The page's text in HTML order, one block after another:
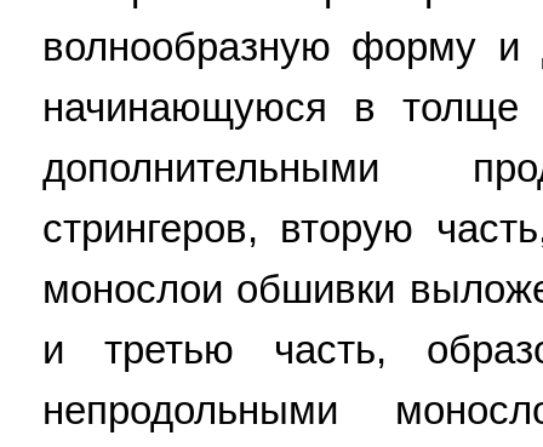
волнообразную форму и
начинающуюся в толще
дополнительными
стрингеров, вторую
монослои обшивки
и третью часть,
непродольными